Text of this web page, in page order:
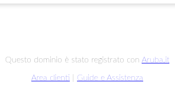
Questo dominio è stato registrato con Aruba.it
Area clienti Guide e Assistenza